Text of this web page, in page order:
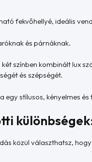
fekvőhellyé, ideális
és párnáknak.
színben kombinált lux
és szépségét.
egy stílusos, kényelmes
közül választhatsz,